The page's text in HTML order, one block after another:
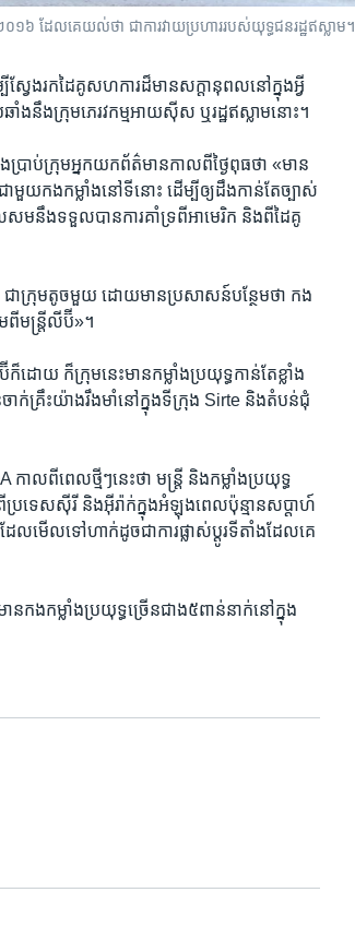
៦ ដែល​គេ​យល់​ថា ជា​ការ​វាយប្រហារ​របស់​យុទ្ធជន​រដ្ឋ​ឥស្លាម។
វែង​រក​ដៃ​គូ​សហការ​ដ៏​មាន​សក្តានុពល​នៅ​ក្នុង​អ្វី​
ង​នឹង​ក្រុម​ភេរវកម្ម​អាយស៊ីស ឬ​រដ្ឋ​ឥស្លាម​នោះ។
ប្រាប់​ក្រុម​អ្នក​យក​ព័ត៌មាន​កាល​ពី​ថ្ងៃ​ពុធ​ថា «មាន​
ាមួយ​កងកម្លាំង​នៅ​ទីនោះ ដើម្បី​ឲ្យ​ដឹង​កាន់​តែ​ច្បាស់​
សម​នឹង​ទទួល​បាន​ការ​គាំទ្រ​ពី​អាមេរិក​ និង​ពី​ដៃគូ​
ជា​ក្រុម​តូច​មួយ ដោយ​មាន​ប្រសាសន៍​បន្ថែម​ថា កង​
ពី​មន្ត្រី​លីប៊ី»។
ដោយ ក៏​ក្រុម​នេះ​មាន​កម្លាំង​ប្រយុទ្ធ​កាន់​តែ​ខ្លាំង​
ចាក់​គ្រឹះ​យ៉ាង​រឹងមាំ​នៅក្នុង​ទីក្រុង Sirte និង​តំបន់​ជុំ
ាល​ពី​ពេល​ថ្មីៗ​នេះ​ថា មន្ត្រី ​និង​កម្លាំង​ប្រយុទ្ធ​
រទេស​ស៊ីរី និង​អ៊ីរ៉ាក់​ក្នុង​អំឡុង​ពេល​ប៉ុន្មាន​សប្តាហ៍​
មើល​ទៅ​ហាក់​ដូច​ជា​ការ​ផ្លាស់ប្តូរ​ទីតាំង​ដែល​គេ​
ន​កងកម្លាំង​ប្រយុទ្ធ​ច្រើន​ជាង​៥ពាន់​នាក់​នៅក្នុង​